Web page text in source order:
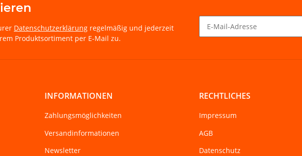
Datenschutzerklärung regelmäßig und jederzeit
Produktsortiment per E-Mail zu.
INFORMATIONEN
Zahlungsmöglichkeiten
Versandinformationen
Newsletter
RECHTLICHES
Impressum
AGB
Datenschutz